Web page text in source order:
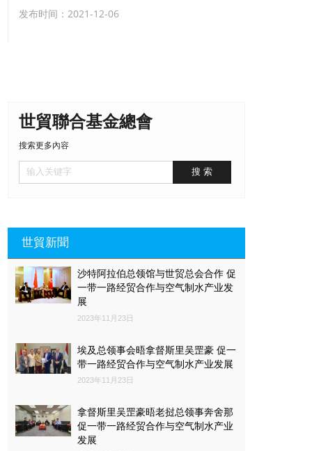
发布时间：2021-12-06
及概念，為香港科技發展新定位及未來創新和發展培養人
香港主席陳晴JP任團長；榮譽主席兼常務副主席、全國人
大陳勇BBS JP、名譽主席兼資訊科技委員㑹執行主席、立
法㑹議員鍾樹根BBS MH JP及常務副主席兼資訊科技委員
隨團顧問;副主席兼資訊科技委員會常務副主席葉毅邦博士
任秘書長。
出席嘉賓包括世貿基金總會創會主席如意寶白瑪奧色法王、第一副
主席、聯合國兒童基金會香港主席陳晴JP、中聯辦教科部莫錦強副
部長、劉志明副巡視員、青年工作部李薊貽副部長、九龍工作部王
小靈副部長、世貿基金總會名譽主席兼資訊科技委員㑹執行主席、
立法㑹議員鍾樹根BBS MH JP、名譽主席兼資訊科技委員會顧問譚
技及資訊科技發展方向的見解，在場一百多位業界精英領袖及年青
人不時報以熱烈的掌聲。分享晚會在各嘉賓及交流團友意猶未盡及
依依不捨中結束，相信各參加年青業界朋友在整天的拜訪活動及分
享晚宴中都獲益甚豐。 世貿基金總會將舉辦多次交流活動，拜訪
揮香港創新及科技發展的角色，創造商機。
世貿聯合基金總會
搜索更多內容
世貿新聞
沙特阿拉伯总领馆与世贸总会合作 促
一带一路经贸合作与空气制水产业发
展
2023年11月23日
埃及总领事会晤拿督斯里吴罡豪 促一
带一路经贸合作与空气制水产业发展
2023年11月23日
拿督斯里吴罡豪晤老挝总领事奔舍那
促一带一路经贸合作与空气制水产业
发展